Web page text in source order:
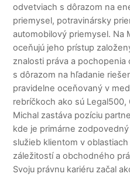
odvetviach s dôrazom na
priemysel, potravinársky
automobilový priemysel. Na
oceňujú jeho prístup
znalosti práva a
s dôrazom na hľadanie
pravidelne oceňovaný v
rebríčkoch ako sú Legal500,
Michal zastáva pozíciu
kde je primárne
služieb klientom v
záležitostí a obchodného
Svoju právnu kariéru začal